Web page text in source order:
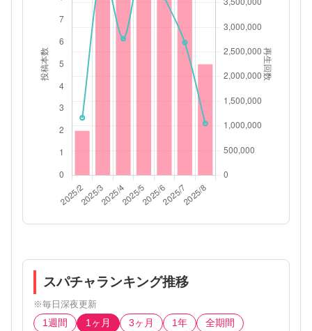
スパチャランキング推移
※毎日深夜更新
1週間
1ヶ月 3ヶ月 1年 全期間